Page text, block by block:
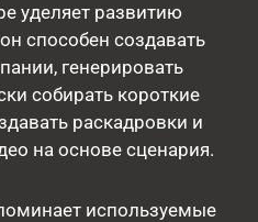
уделяет развитию
способен создавать
генерировать
собирать короткие
раскадровки и
на основе сценария.
используемые